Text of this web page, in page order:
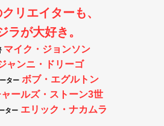
リエイターも、
ラが大好き。
マイク・ジョンソン
ャンニ・ドリーゴ
ター ボブ・エグルトン
ールズ・ストーン3世
ター エリック・ナカムラ